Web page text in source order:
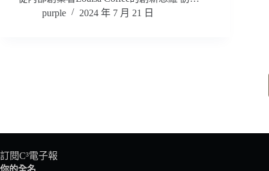
purple
2024 年 7 月 21 日
訂閱C³電子報